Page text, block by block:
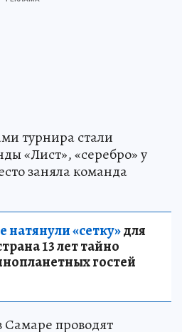
турнира стали
«Лист», «серебро» у
заняла команда
«сетку»для
13 лет тайно
гостей
проводят